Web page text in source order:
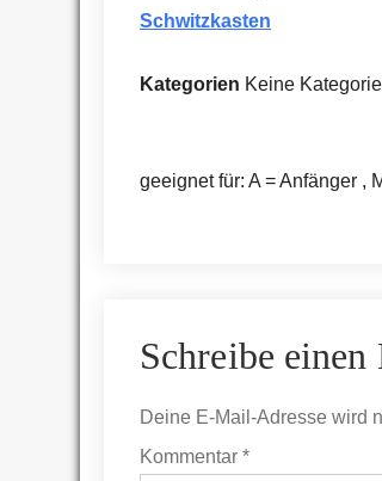
Schwitzkasten
Kategorien Keine
geeignet für: A = Anfänger ,
Schreibe
Deine E-Mail-Adresse wird
Kommentar *